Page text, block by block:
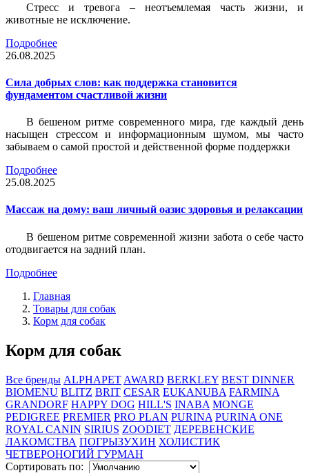
Стресс и тревога – неотъемлемая часть жизни, и
животные не исключение.
Подробнее
26.08.2025
Сила добрых слов: как поддержка становится
фундаментом счастливой жизни
В бешеном ритме современного мира, где каждый день
насыщен стрессом и информационным шумом, мы часто
забываем о самой простой и действенной форме поддержки
Подробнее
25.08.2025
Массаж на дому: ваш личный оазис здоровья и релаксации
В бешеном ритме современной жизни забота о себе часто
отодвигается на задний план.
Подробнее
Главная
Товары для собак
Корм для собак
Корм для собак
Все бренды ALPHAPET AWARD BERKLEY BEST DINNER
BIOMENU BLITZ BRIT CESAR EUKANUBA FARMINA
GRANDORF HAPPY DOG HILL'S INABA MONGE
PEDIGREE PREMIER PRO PLAN PURINA PURINA ONE
ROYAL CANIN SIRIUS ZOODIET ДЕРЕВЕНСКИЕ
ЛАКОМСТВА ПОГРЫЗУХИН ХОЛИСТИК
ЧЕТВЕРОНОГИЙ ГУРМАН
Сортировать по: